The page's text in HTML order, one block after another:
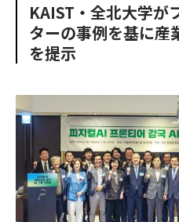
KAIST・全北大学が
ターの事例を基に産
を提示